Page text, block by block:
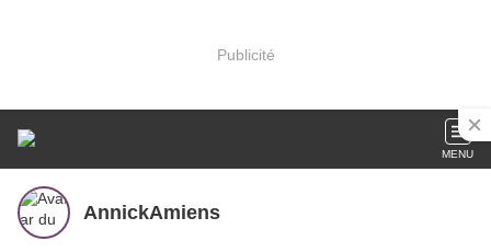
Publicité
MENU
AnnickAmiens